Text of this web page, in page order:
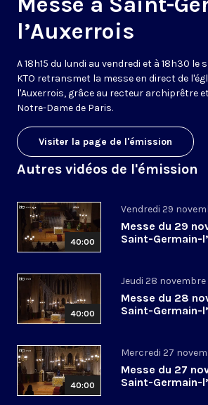
l’Auxerrois
A 18h15 du lundi au vendredi et à 18h30 le
KTO retransmet la messe en direct de
l'Auxerrois, grâce au recteur archiprêtre
Notre-Dame de Paris.
Visiter la page de l'émission
Autres vidéos de l'émission
40:00
Vendredi 29
Messe du 29
Saint-Germain-
40:00
Jeudi 28
Messe du 28
Saint-Germain-
40:00
Mercredi 27
Messe du 27
Saint-Germain-